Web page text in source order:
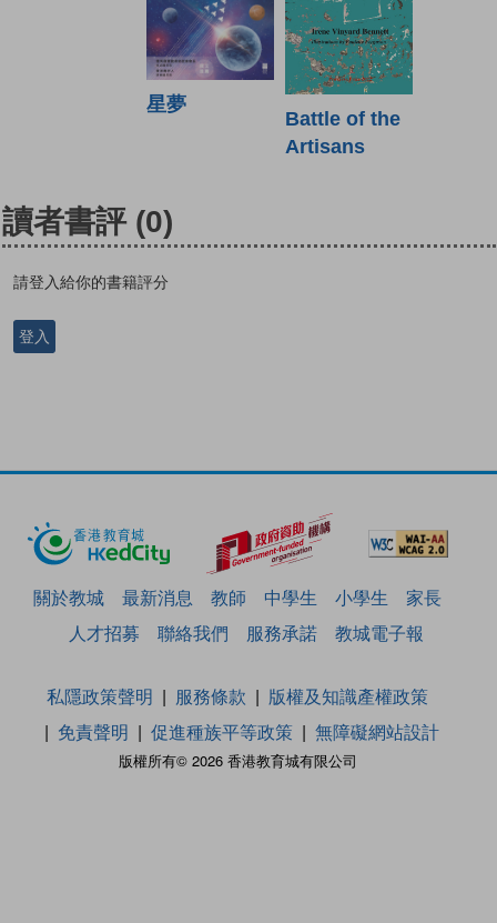
星夢
Battle of the
Artisans
讀者書評 (0)
請登入給你的書籍評分
登入
關於教城 最新消息 教師 中學生 小學生
家長
人才招募
聯絡我們 服務承諾 教城電子報
版權所有© 2026 香港教育城有限公司
私隱政策聲明 服務條款
版權及知識產權政策
免責聲明
促進種族平等政策 無障礙網站設計